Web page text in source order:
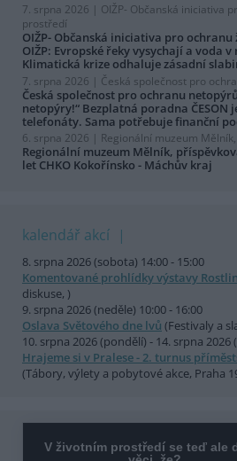
7. srpna 2026 | OIŽP- Občanská iniciativa
prostředí
OIŽP- Občanská iniciativa pro
OIŽP: Evropské řeky vysychají a voda
Klimatická krize odhaluje zásadní
7. srpna 2026 | Česká společnost pro
Česká společnost pro ochranu
netopýry!“ Bezplatná poradna ČESON
telefonáty. Sama potřebuje finanční
6. srpna 2026 | Regionální muzeum
Regionální muzeum Mělník,
let CHKO Kokořínsko - Máchův kraj
kalendář akcí
8. srpna 2026 (sobota) 14:00 - 15:00
Komentované prohlídky výstavy
diskuse, )
9. srpna 2026 (neděle) 10:00 - 16:00
Oslava Světového dne lvů (Festivaly a
10. srpna 2026 (pondělí) - 14. srpna 2026
Hrajeme si v Pralese - 2. turnus
(Tábory, výlety a pobytové akce, Praha